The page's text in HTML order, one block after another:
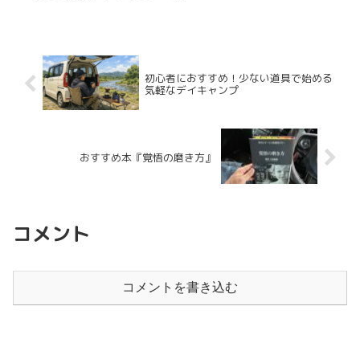
初心者におすすめ！少ない道具で始める
気軽なデイキャンプ
おすすめ本『覚悟の磨き方』
コメント
コメントを書き込む